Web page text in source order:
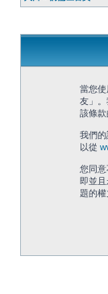
當您
友」
該條款
我們的
以從
您同
即並
題的